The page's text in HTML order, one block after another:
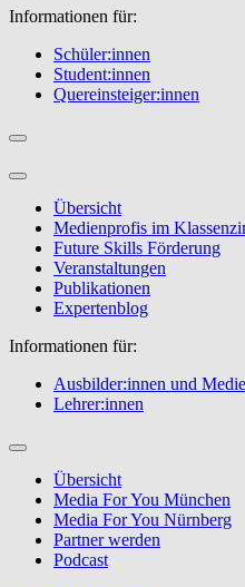
Informationen für:
Schüler:innen
Student:innen
Quereinsteiger:innen
Übersicht
Medienprofis im
Future Skills Förderung
Veranstaltungen
Publikationen
Expertenblog
Informationen für:
Ausbilder:innen und
Lehrer:innen
Übersicht
Media For You München
Media For You Nürnberg
Partner werden
Podcast